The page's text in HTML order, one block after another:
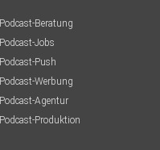
Podcast-Beratung
Podcast-Jobs
Podcast-Push
Podcast-Werbung
Podcast-Agentur
Podcast-Produktion